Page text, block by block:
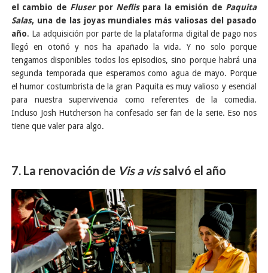
el cambio de Fluserpor Neflispara la emisión de Paquita
Salas, una de las joyas mundiales más valiosas del pasado
año. La adquisición por parte de la plataforma digital de pago nos
llegó en otoñó y nos ha apañado la vida. Y no solo porque
tengamos disponibles todos los episodios, sino porque habrá una
segunda temporada que esperamos como agua de mayo. Porque
el humor costumbrista de la gran Paquita es muy valioso y esencial
para nuestra supervivencia como referentes de la comedia.
Incluso Josh Hutcherson ha confesado ser fan de la serie. Eso nos
tiene que valer para algo.
7. La renovación de Vis a vissalvó el año